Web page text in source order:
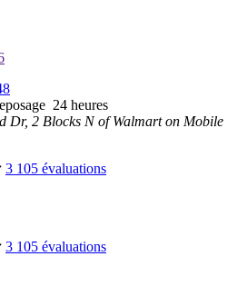
24 heures
Dr, 2 Blocks N of Walmart on Mobile
3 105 évaluations
3 105 évaluations